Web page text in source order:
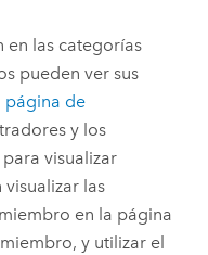
en las categorías
pueden ver sus
página de
y los
visualizar
las
en la página
y utilizar el